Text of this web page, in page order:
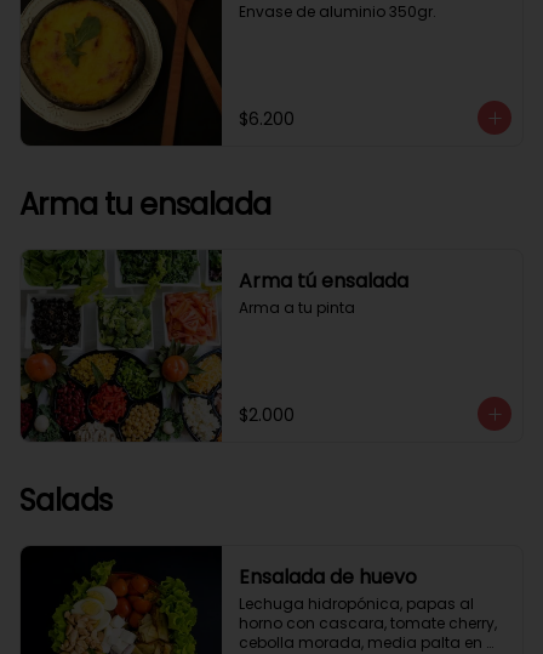
Envase de aluminio 350gr.
$6.200
Arma tu ensalada
Arma tú ensalada
Arma a tu pinta
$2.000
Salads
Ensalada de huevo
Lechuga hidropónica, papas al
horno con cascara, tomate cherry,
cebolla morada, media palta en